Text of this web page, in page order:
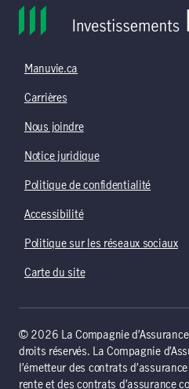
Manuvie.ca
Carrières
Nous joindre
Notice juridique
Politique de confidentialité
Accessibilité
Politique sur les réseaux sociaux
Carte du site
© 2026 La Compagnie
droits réservés. La Compagnie
l’émetteur des contrats
rente et des contrats d’assurance